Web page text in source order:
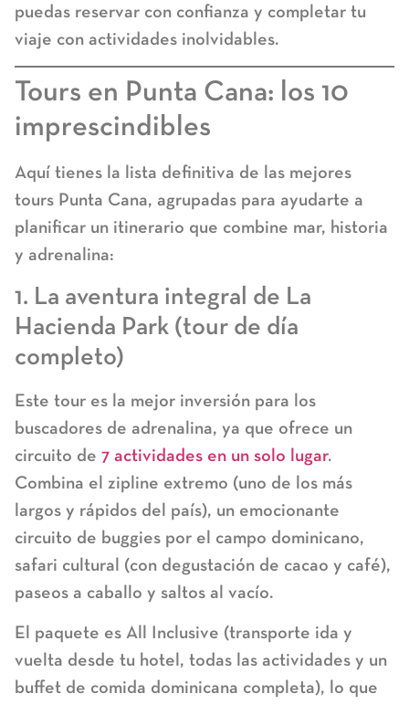
puedas reservar con confianza y completar tu
viaje con actividades inolvidables.
Tours en Punta Cana: los 10
imprescindibles
Aquí tienes la lista definitiva de las mejores
tours Punta Cana, agrupadas para ayudarte a
planificar un itinerario que combine mar, historia
y adrenalina:
1. La aventura integral de La
Hacienda Park (tour de día
completo)
Este tour es la mejor inversión para los
buscadores de adrenalina, ya que ofrece un
circuito de 7 actividades en un solo lugar.
Combina el zipline extremo (uno de los más
largos y rápidos del país), un emocionante
circuito de buggies por el campo dominicano,
safari cultural (con degustación de cacao y café),
paseos a caballo y saltos al vacío.
El paquete es All Inclusive (transporte ida y
vuelta desde tu hotel, todas las actividades y un
buffet de comida dominicana completa), lo que